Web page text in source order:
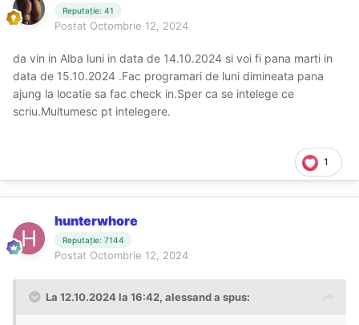
Reputație: 41
Postat Octombrie 12, 2024
da vin in Alba luni in data de 14.10.2024 si voi fi pana marti in
data de 15.10.2024 .Fac programari de luni dimineata pana
ajung la locatie sa fac check in.Sper ca se intelege ce
scriu.Multumesc pt intelegere.
1
hunterwhore
Reputație: 7144
Postat Octombrie 12, 2024
La 12.10.2024 la 16:42, alessanda spus: